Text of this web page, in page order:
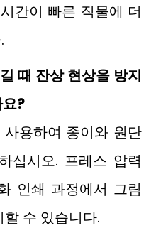
간이 빠른 직물에 더
때 잔상 현상을 방지
?
용하여 종이와 원단
십시오. 프레스 압력
인쇄 과정에서 그림
수 있습니다.